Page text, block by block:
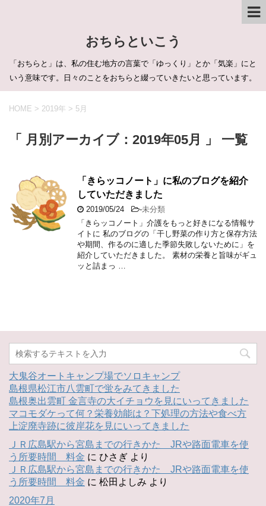
おちらといこう
「おちらと」は、私の住む地方の言葉で「ゆっくり」とか「気楽」にと
いう意味です。日々のことをおちらと綴っていきたいと思っています。
HOME > 2019年 > 5月
「 月別アーカイブ：2019年05月 」 一覧
「きらッコノート」に私のブログを紹介
していただきました
2019/05/24 -未分類
「きらッコノート」介護をもっと好きになる情報サ
イトに 私のブログの「干し野菜の作り方と保存方法
や期間、作るのに適した季節失敗しないために」を
紹介していただきました。 素材の栄養と旨味がギュ
ッと詰まっ …
大鬼谷オートキャンプ場でソロキャンプ
島根県松江市八雲町で蛍をみてきました
島根奥出雲町 金言寺の大イチョウを見にいってきました
マコモダケって何？栄養効能は？下処理の方法や食べ方
上淀廃寺跡に彼岸花を見にいってきました
ＪＲ広島駅から宮島までの行きかた JRや路面電車を使
う所要時間 料金 に ひさぎ より
ＪＲ広島駅から宮島までの行きかた JRや路面電車を使
う所要時間 料金 に 松田よしみ より
2020年7月